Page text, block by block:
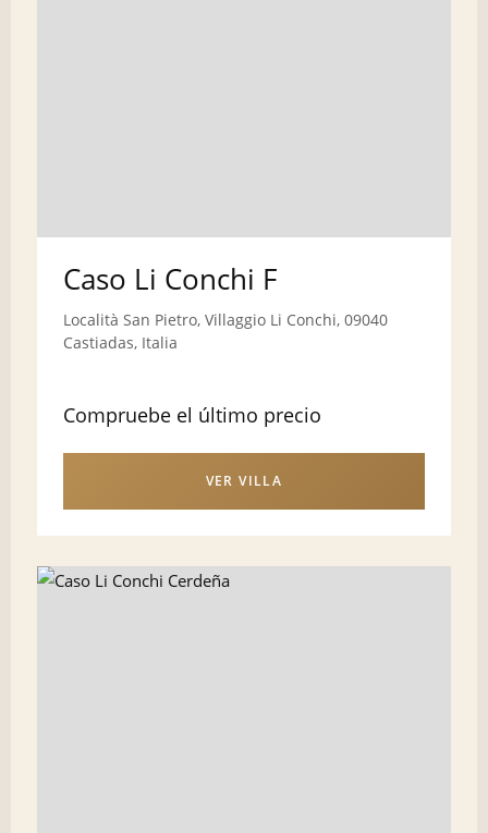
Caso Li Conchi F
Località San Pietro, Villaggio Li Conchi, 09040
Castiadas, Italia
Compruebe el último precio
VER VILLA